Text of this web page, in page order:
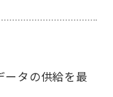
ータの供給を最